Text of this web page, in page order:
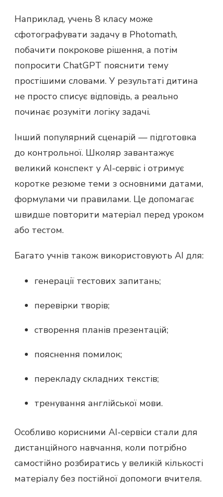
Наприклад, учень 8 класу може
сфотографувати задачу в Photomath,
побачити покрокове рішення, а потім
попросити ChatGPT пояснити тему
простішими словами. У результаті дитина
не просто списує відповідь, а реально
починає розуміти логіку задачі.
Інший популярний сценарій — підготовка
до контрольної. Школяр завантажує
великий конспект у AI-сервіс і отримує
коротке резюме теми з основними датами,
формулами чи правилами. Це допомагає
швидше повторити матеріал перед уроком
або тестом.
Багато учнів також використовують AI для:
генерації тестових запитань;
перевірки творів;
створення планів презентацій;
пояснення помилок;
перекладу складних текстів;
тренування англійської мови.
Особливо корисними AI-сервіси стали для
дистанційного навчання, коли потрібно
самостійно розбиратись у великій кількості
матеріалу без постійної допомоги вчителя.